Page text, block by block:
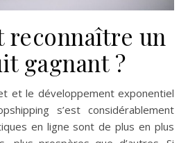
reconnaître un
gagnant ?
s’est considérablement
en ligne sont de plus en plus